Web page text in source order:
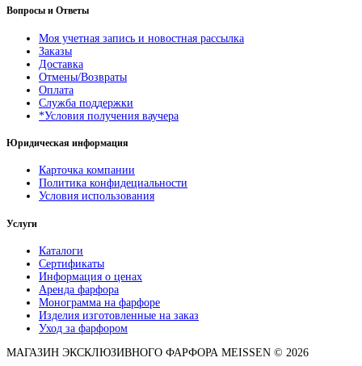
Вопросы и Ответы
Моя учетная запись и новостная рассылка
Заказы
Доставка
Отмены/Возвраты
Оплата
Служба поддержки
*Условия получения ваучера
Юридическая информация
Карточка компании
Политика конфидециальности
Условия использования
Услуги
Каталоги
Сертификаты
Информация о ценах
Аренда фарфора
Монограмма на фарфоре
Изделия изготовленные на заказ
Уход за фарфором
МАГАЗИН ЭКСКЛЮЗИВНОГО ФАРФОРА MEISSEN © 2026